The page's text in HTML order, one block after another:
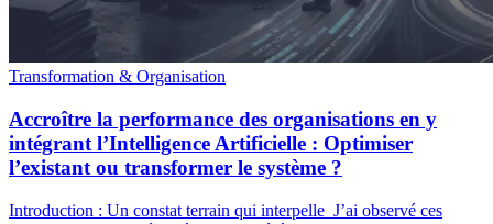
Transformation & Organisation
Accroître la performance des organisations en y
intégrant l’Intelligence Artificielle : Optimiser
l’existant ou transformer le système ?
Introduction : Un constat terrain qui interpelle J’ai observé ces